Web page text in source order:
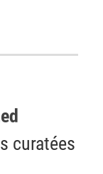
curatées